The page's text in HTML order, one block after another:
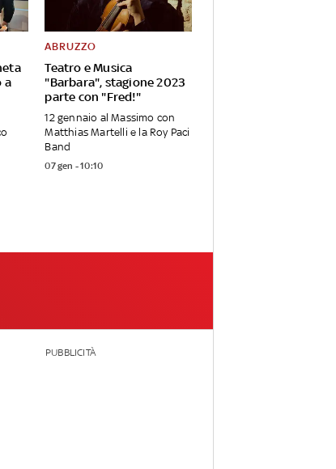
a
Teatro e Musica
"Barbara", stagione 2023
parte con "Fred!"
ABRUZZO
12 gennaio al Massimo con
Matthias Martelli e la Roy Paci
Band
07 gen - 10:10
PUBBLICITÀ